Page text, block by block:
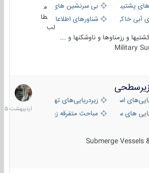
پشتیبانی
بی سرنشین های دریایی
خاکی و نیروبرشناورهای اطلاعاتی و جاسوسی
طا
لب
و رزمناوها و ناوشکنها و ...
Military
استراتژیکزیردریایی‌های تهاجمی
های سبک
مباحث متفرقه زیرسطحی
Submerge
31
1405